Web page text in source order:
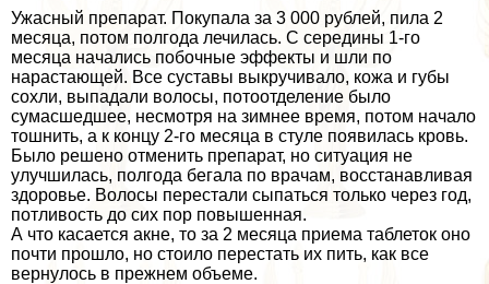
Ужасный препарат. Покупала за 3 000 рублей, пила 2
месяца, потом полгода лечилась. С середины 1-го
месяца начались побочные эффекты и шли по
нарастающей. Все суставы выкручивало, кожа и губы
сохли, выпадали волосы, потоотделение было
cyмacшедшее, несмотря на зимнее время, потом начало
тошнить, а к концу 2-го месяца в стуле появилась кровь.
Было решено отменить препарат, но ситуация не
улучшилась, полгода бегала по врачам, восстанавливая
здоровье. Волосы перестали сыпаться только через год,
потливость до сих пор повышенная.
А что касается акне, то за 2 месяца приема таблеток оно
почти прошло, но стоило перестать их пить, как все
вернулось в прежнем объеме.